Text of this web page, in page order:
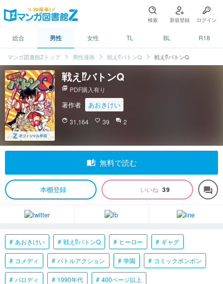
検索 新規登録 ログイン
総合 男性 女性 TL BL R18
マンガ図書館Zトップ 男性漫画 戦え⁉︎バトンQ 戦え⁉︎バトンQ
戦え⁉︎バトンQ
picture_as_pdf PDF購入有り
著作者 あおきけい
face 31,164 favorite_border 39 question_answer 2
auto_stories 無料で読む
本棚登録 いいね 39 forum
あおきけい 戦え⁉︎バトンQ ヒーロー ギャグ
コメディ バトルアクション 学園 コミックボンボン
パロディ 1990年代 400ページ以上